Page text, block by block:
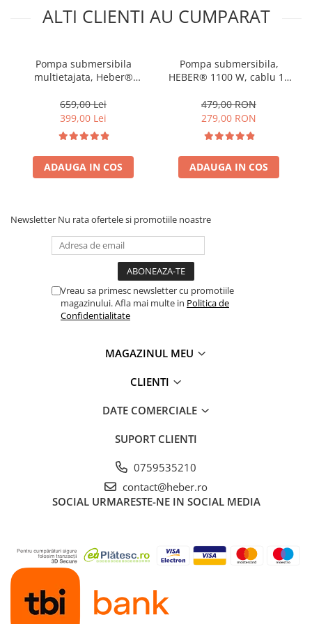
ALTI CLIENTI AU CUMPARAT
Pompa submersibila
multietajata, Heber®
turbine, cablu de
alimentare 15 metri
659,00 Lei
399,00 Lei
ADAUGA IN COS
Pompa submersibila,
HEBER® 1100 W, cablu 15
479,00 RON
279,00 RON
ADAUGA IN COS
Newsletter Nu rata ofertele si promotiile noastre
Vreau sa primesc newsletter cu promotiile
magazinului. Afla mai multe in Politica de
Confidentialitate
MAGAZINUL MEU
CLIENTI
DATE COMERCIALE
SUPORT CLIENTI
0759535210
contact@heber.ro
SOCIAL URMARESTE-NE IN SOCIAL MEDIA